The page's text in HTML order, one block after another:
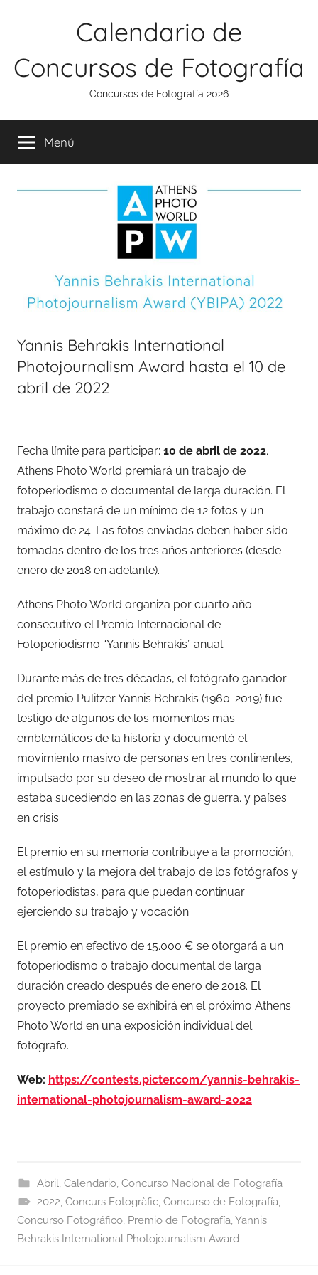
Calendario de
Concursos de Fotografía
Concursos de Fotografía 2026
Menú
Yannis Behrakis International
Photojournalism Award hasta el 10 de
abril de 2022
Fecha límite para participar: 10 de abril de 2022.
Athens Photo World premiará un trabajo de
fotoperiodismo o documental de larga duración. El
trabajo constará de un mínimo de 12 fotos y un
máximo de 24. Las fotos enviadas deben haber sido
tomadas dentro de los tres años anteriores (desde
enero de 2018 en adelante).
Athens Photo World organiza por cuarto año
consecutivo el Premio Internacional de
Fotoperiodismo “Yannis Behrakis” anual.
Durante más de tres décadas, el fotógrafo ganador
del premio Pulitzer Yannis Behrakis (1960-2019) fue
testigo de algunos de los momentos más
emblemáticos de la historia y documentó el
movimiento masivo de personas en tres continentes,
impulsado por su deseo de mostrar al mundo lo que
estaba sucediendo en las zonas de guerra. y países
en crisis.
El premio en su memoria contribuye a la promoción,
el estímulo y la mejora del trabajo de los fotógrafos y
fotoperiodistas, para que puedan continuar
ejerciendo su trabajo y vocación.
El premio en efectivo de 15.000 € se otorgará a un
fotoperiodismo o trabajo documental de larga
duración creado después de enero de 2018. El
proyecto premiado se exhibirá en el próximo Athens
Photo World en una exposición individual del
fotógrafo.
Web: https://contests.picter.com/yannis-behrakis-
international-photojournalism-award-2022
Abril, Calendario, Concurso Nacional de Fotografía
2022, Concurs Fotogràfic, Concurso de Fotografía,
Concurso Fotográfico, Premio de Fotografía,Yannis
Behrakis International Photojournalism Award